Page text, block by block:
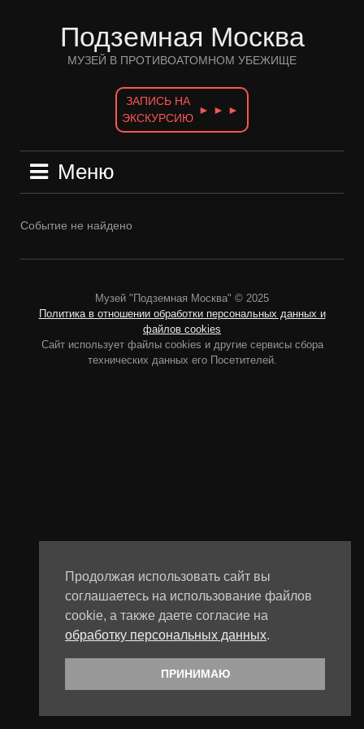
Подземная Москва
МУЗЕЙ В ПРОТИВОАТОМНОМ УБЕЖИЩЕ
ЗАПИСЬ НА
ЭКСКУРСИЮ
► ► ►
Меню
Событие не найдено
Музей "Подземная Москва" © 2025
Политика в отношении обработки персональных данных и
файлов cookies
Сайт использует файлы cookies и другие сервисы сбора
технических данных его Посетителей.
Продолжая использовать сайт вы
соглашаетесь на использование файлов
cookie, а также даете согласие на
обработку персональных данных.
ПРИНИМАЮ